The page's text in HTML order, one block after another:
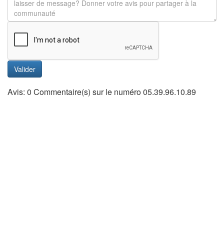
Valider
Avis: 0 Commentaire(s) sur le numéro 05.39.96.10.89